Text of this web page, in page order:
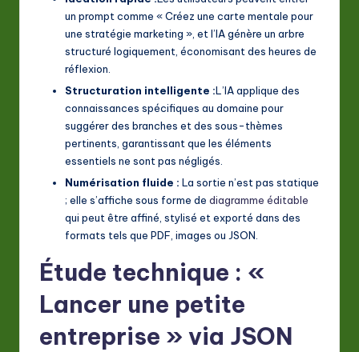
un prompt comme « Créez une carte mentale pour
une stratégie marketing », et l’IA génère un arbre
structuré logiquement, économisant des heures de
réflexion.
Structuration intelligente :L’IA applique des
connaissances spécifiques au domaine pour
suggérer des branches et des sous-thèmes
pertinents, garantissant que les éléments
essentiels ne sont pas négligés.
Numérisation fluide : La sortie n’est pas statique
; elle s’affiche sous forme de diagramme éditable
qui peut être affiné, stylisé et exporté dans des
formats tels que PDF, images ou JSON.
Étude technique : «
Lancer une petite
entreprise » via JSON